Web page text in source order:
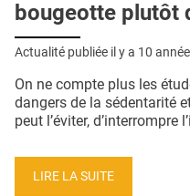
bougeotte plutôt
Actualité publiée il y a 10
On ne compte plus les
dangers de la sédentarité
peut l’éviter, d’interrompre
LIRE LA SUITE